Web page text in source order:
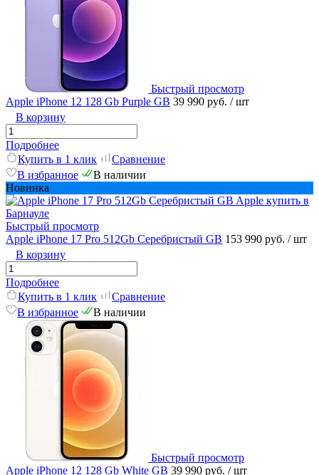
Быстрый просмотр
Apple iPhone 12 128 Gb Purple GB 39 990 руб. / шт
В корзину
Подробнее
Купить в 1 клик
Сравнение
В избранное
В наличии
Новинка
Быстрый просмотр
Apple iPhone 17 Pro 512Gb Серебристый GB 153 990 руб. / шт
В корзину
Подробнее
Купить в 1 клик
Сравнение
В избранное
В наличии
Быстрый просмотр
Apple iPhone 12 128 Gb White GB 39 990 руб. / шт